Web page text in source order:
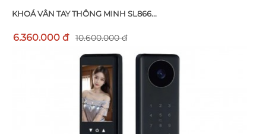
KHOÁ VÂN TAY THÔNG MINH SL866...
6.360.000 đ 10.600.000 đ